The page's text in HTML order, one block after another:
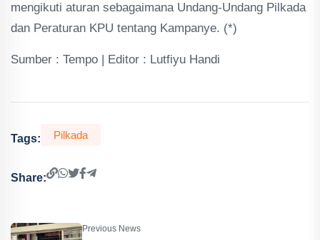
mengikuti aturan sebagaimana Undang-Undang Pilkada
dan Peraturan KPU tentang Kampanye. (*)
Sumber : Tempo | Editor : Lutfiyu Handi
Tags: Pilkada
Share:
Previous News